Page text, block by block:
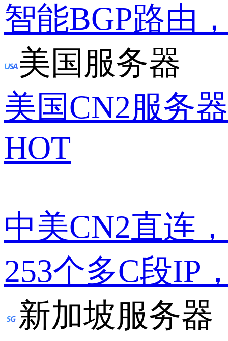
智能BGP路由
美国服务器
美国CN2服务器
HOT
中美CN2直连
253个多C段IP
新加坡服务器